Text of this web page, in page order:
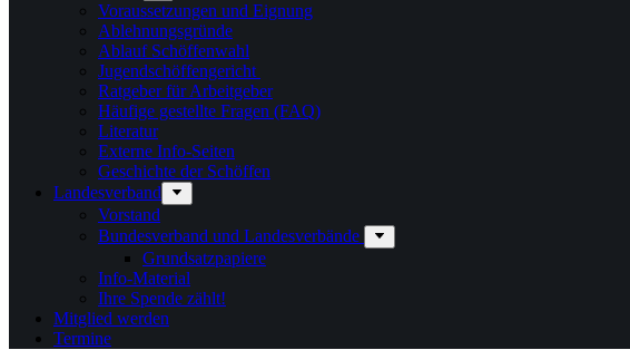
Voraussetzungen und Eignung
Ablehnungsgründe
Ablauf Schöffenwahl
Jugendschöffengericht
Ratgeber für Arbeitgeber
Häufige gestellte Fragen (FAQ)
Literatur
Externe Info-Seiten
Geschichte der Schöffen
Landesverband
Vorstand
Bundesverband und Landesverbände
Grundsatzpapiere
Info-Material
Ihre Spende zählt!
Mitglied werden
Termine